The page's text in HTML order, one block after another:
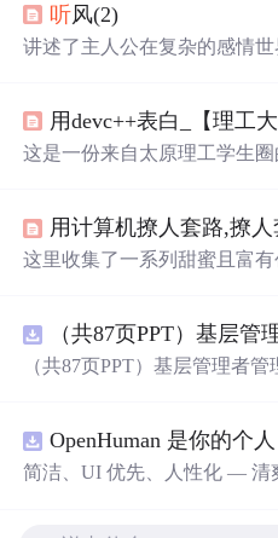
听风(2)
讲述了主人公在复杂的感情
这是一份来自太原理工学生
这里收集了一系列甜蜜且富
（共87页PPT）基层管
（共87页PPT）基层管理者管
简洁、UI 优先、人性化 — 清